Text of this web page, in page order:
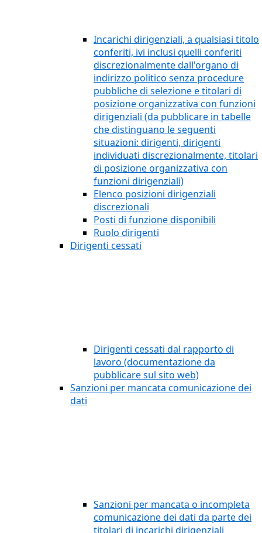
Incarichi dirigenziali, a qualsiasi titolo
conferiti, ivi inclusi quelli conferiti
discrezionalmente dall'organo di
indirizzo politico senza procedure
pubbliche di selezione e titolari di
posizione organizzativa con funzioni
dirigenziali (da pubblicare in tabelle
che distinguano le seguenti
situazioni: dirigenti, dirigenti
individuati discrezionalmente, titolari
di posizione organizzativa con
funzioni dirigenziali)
Elenco posizioni dirigenziali
discrezionali
Posti di funzione disponibili
Ruolo dirigenti
Dirigenti cessati
Dirigenti cessati dal rapporto di
lavoro (documentazione da
pubblicare sul sito web)
Sanzioni per mancata comunicazione dei
dati
Sanzioni per mancata o incompleta
comunicazione dei dati da parte dei
titolari di incarichi dirigenziali